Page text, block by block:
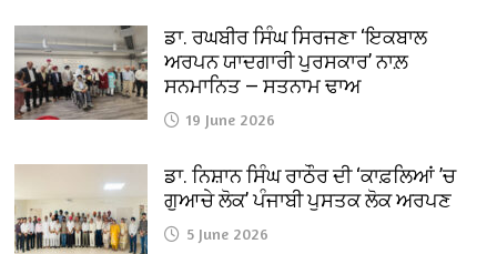
ਡਾ. ਰਘਬੀਰ ਸਿੰਘ ਸਿਰਜਣਾ ‘ਇਕਬਾਲ
ਅਰਪਨ ਯਾਦਗਾਰੀ ਪੁਰਸਕਾਰ’ ਨਾਲ਼
ਸਨਮਾਨਿਤ — ਸਤਨਾਮ ਢਾਅ
19 June 2026
ਡਾ. ਨਿਸ਼ਾਨ ਸਿੰਘ ਰਾਠੌਰ ਦੀ ‘ਕਾਫ਼ਲਿਆਂ ’ਚ
ਗੁਆਚੇ ਲੋਕ’ ਪੰਜਾਬੀ ਪੁਸਤਕ ਲੋਕ ਅਰਪਣ
5 June 2026